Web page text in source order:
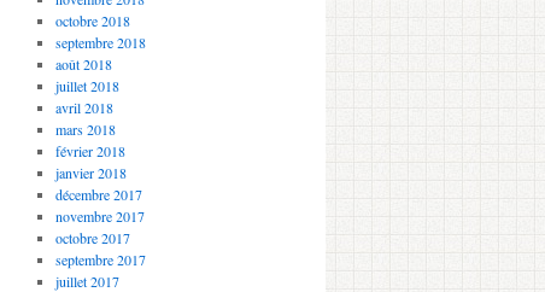
octobre 2018
septembre 2018
août 2018
juillet 2018
avril 2018
mars 2018
février 2018
janvier 2018
décembre 2017
novembre 2017
octobre 2017
septembre 2017
juillet 2017